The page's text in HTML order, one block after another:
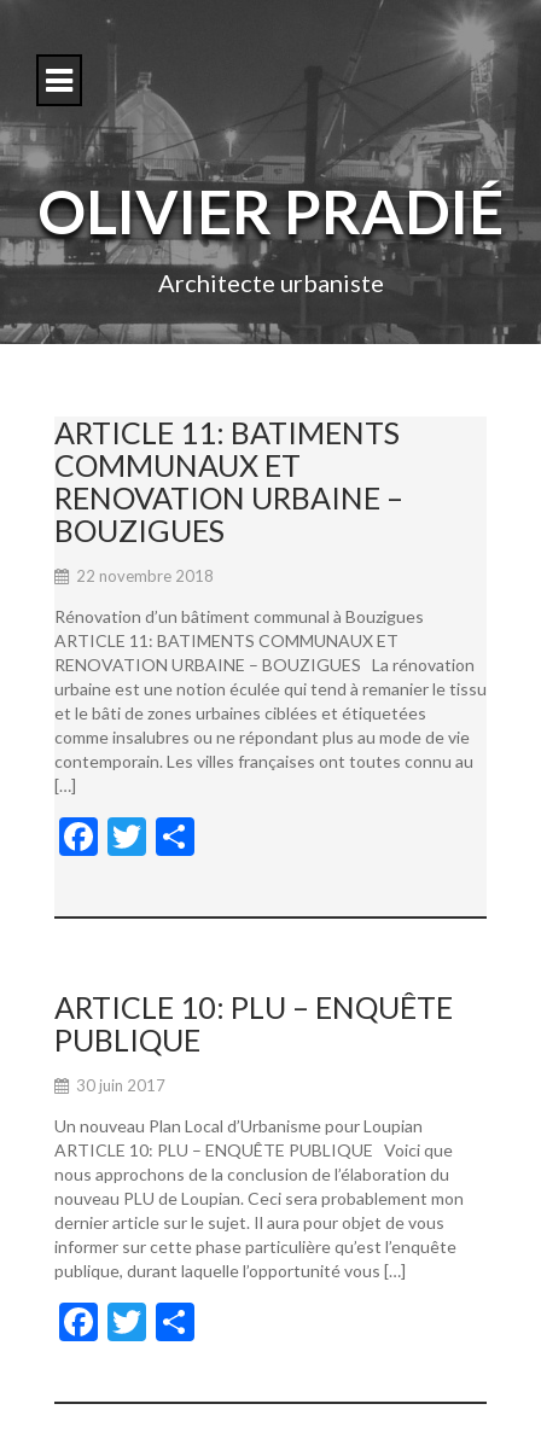
o
c
n
e
OLIVIER PRADIÉ
Architecte urbaniste
ARTICLE 11: BATIMENTS
COMMUNAUX ET
RENOVATION URBAINE –
BOUZIGUES
22 novembre 2018
Rénovation d’un bâtiment communal à Bouzigues
ARTICLE 11: BATIMENTS COMMUNAUX ET
RENOVATION URBAINE – BOUZIGUES La rénovation
urbaine est une notion éculée qui tend à remanier le tissu
et le bâti de zones urbaines ciblées et étiquetées
comme insalubres ou ne répondant plus au mode de vie
contemporain. Les villes françaises ont toutes connu au
[…]
F
e
o
o
k
T
itt ta
er
ARTICLE 10: PLU – ENQUÊTE
PUBLIQUE
30 juin 2017
Un nouveau Plan Local d’Urbanisme pour Loupian
ARTICLE 10: PLU – ENQUÊTE PUBLIQUE Voici que
nous approchons de la conclusion de l’élaboration du
nouveau PLU de Loupian. Ceci sera probablement mon
dernier article sur le sujet. Il aura pour objet de vous
informer sur cette phase particulière qu’est l’enquête
publique, durant laquelle l’opportunité vous […]
F
e
T
itt ta